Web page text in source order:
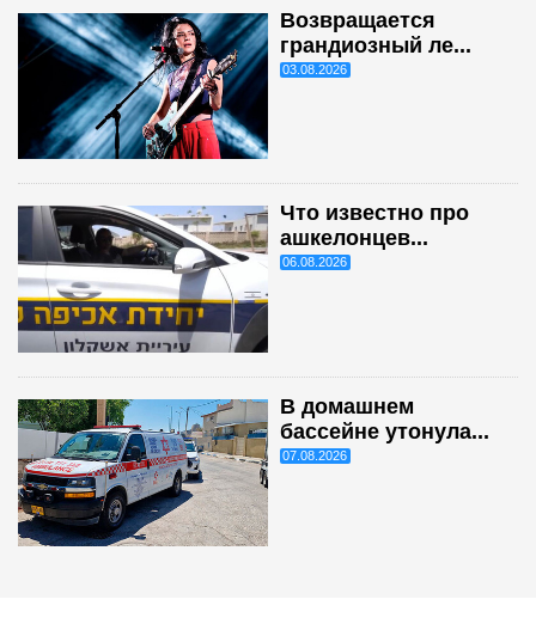
Возвращается
грандиозный ле...
03.08.2026
Что известно про
ашкелонцев...
06.08.2026
В домашнем
бассейне утонула...
07.08.2026